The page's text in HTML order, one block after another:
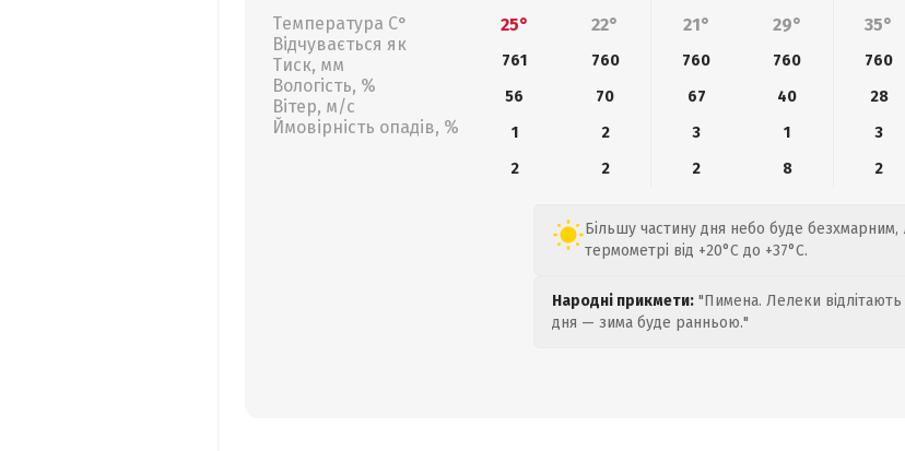
Температура С°
Відчувається як
Тиск, мм
Вологість, %
Вітер, м/с
Ймовірність опадів, %
25°
22° 21° 29° 35°
761 760 760 760 760
56
70 67 40 28
1
2 3 1 3
2
2 2 8 2
Більшу частину дня небо буде безхмарним,
термометрі від +20°C до +37°C.
Народні прикмети: "Пимена. Лелеки відлітають
дня — зима буде ранньою."